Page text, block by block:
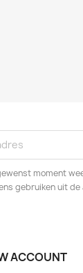
moment
gebruiken uit de
ACCOUNT